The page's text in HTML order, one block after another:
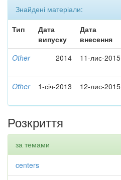
Знайдені матеріали:
Тип
Дата
випуску
Дата
внесення
Other 2014 11-лис-2015
Other 1-січ-2013 12-лис-2015
Розкриття
за темами
centers